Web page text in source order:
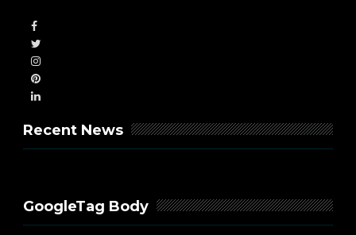
Recent News
GoogleTag Body